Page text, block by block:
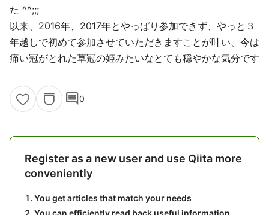
た ^^;;;
以来、2016年、2017年とやっぱり参加できず、やっと３
年越しで初めて参加させていただきますことが叶い、今は
痛い冠がとれた草冠の姫みたいなとても穏やかな気分です
comment0
Register as a new user and use Qiita more
conveniently
You get articles that match your needs
You can efficiently read back useful information